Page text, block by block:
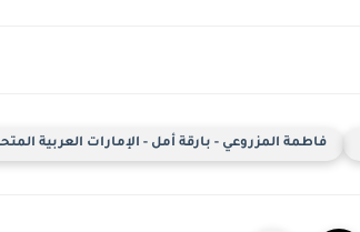
فاطمة المزروعي - بارقة أمل - الإمارات العربية